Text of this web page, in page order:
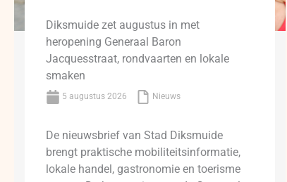
Diksmuide zet augustus in met
heropening Generaal Baron
Jacquesstraat, rondvaarten en lokale
smaken
5 augustus 2026 Nieuws
De nieuwsbrief van Stad Diksmuide
brengt praktische mobiliteitsinformatie,
lokale handel, gastronomie en toerisme